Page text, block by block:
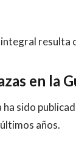
resulta
en la
sido
años.